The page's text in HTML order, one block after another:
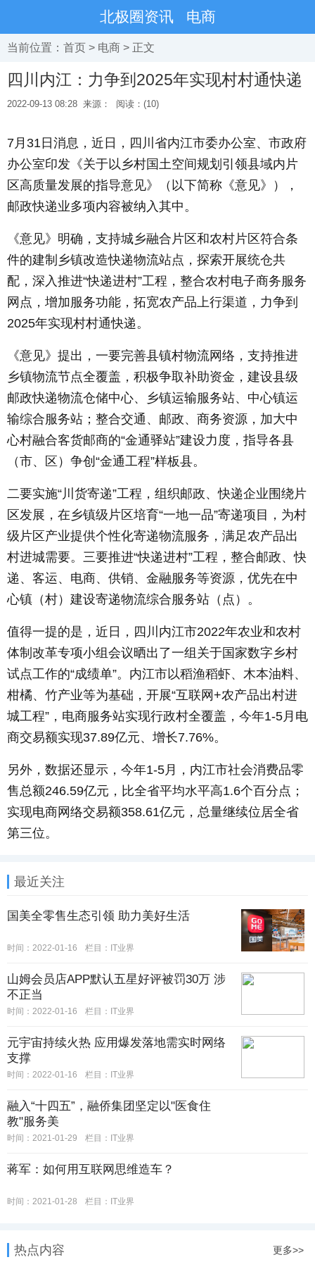
北极圈资讯 电商
当前位置： 首页 > 电商 > 正文
四川内江：力争到2025年实现村村通快递
2022-09-13 08:28 来源： 阅读：(10)
7月31日消息，近日，四川省内江市委办公室、市政府
办公室印发《关于以乡村国土空间规划引领县域内片
区高质量发展的指导意见》（以下简称《意见》），
邮政快递业多项内容被纳入其中。
《意见》明确，支持城乡融合片区和农村片区符合条
件的建制乡镇改造快递物流站点，探索开展统仓共
配，深入推进“快递进村”工程，整合农村电子商务服务
网点，增加服务功能，拓宽农产品上行渠道，力争到
2025年实现村村通快递。
《意见》提出，一要完善县镇村物流网络，支持推进
乡镇物流节点全覆盖，积极争取补助资金，建设县级
邮政快递物流仓储中心、乡镇运输服务站、中心镇运
输综合服务站；整合交通、邮政、商务资源，加大中
心村融合客货邮商的“金通驿站”建设力度，指导各县
（市、区）争创“金通工程”样板县。
二要实施“川货寄递”工程，组织邮政、快递企业围绕片
区发展，在乡镇级片区培育“一地一品”寄递项目，为村
级片区产业提供个性化寄递物流服务，满足农产品出
村进城需要。三要推进“快递进村”工程，整合邮政、快
递、客运、电商、供销、金融服务等资源，优先在中
心镇（村）建设寄递物流综合服务站（点）。
值得一提的是，近日，四川内江市2022年农业和农村
体制改革专项小组会议晒出了一组关于国家数字乡村
试点工作的“成绩单”。内江市以稻渔稻虾、木本油料、
柑橘、竹产业等为基础，开展“互联网+农产品出村进
城工程”，电商服务站实现行政村全覆盖，今年1-5月电
商交易额实现37.89亿元、增长7.76%。
另外，数据还显示，今年1-5月，内江市社会消费品零
售总额246.59亿元，比全省平均水平高1.6个百分点；
实现电商网络交易额358.61亿元，总量继续位居全省
第三位。
最近关注
国美全零售生态引领 助力美好生活
时间：2022-01-16 栏目：IT业界
山姆会员店APP默认五星好评被罚30万 涉
不正当
时间：2022-01-16 栏目：IT业界
元宇宙持续火热 应用爆发落地需实时网络
支撑
时间：2022-01-16 栏目：IT业界
融入“十四五”，融侨集团坚定以"医食住
教"服务美
时间：2021-01-29 栏目：IT业界
蒋军：如何用互联网思维造车？
时间：2021-01-28 栏目：IT业界
热点内容 更多>>